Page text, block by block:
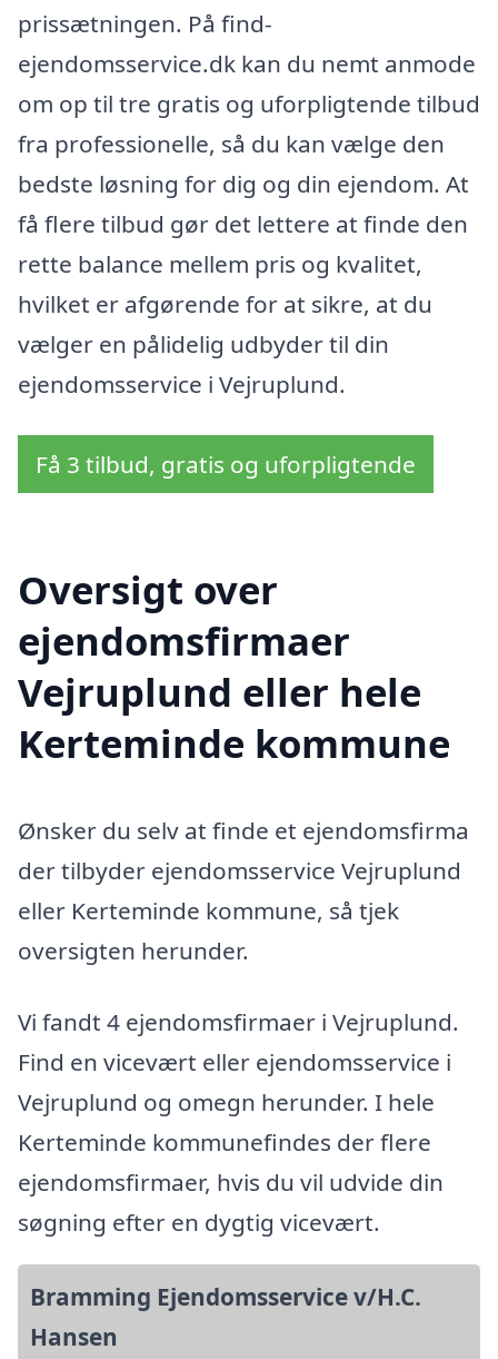
prissætningen. På find-
ejendomsservice.dk kan du nemt anmode
om op til tre gratis og uforpligtende tilbud
fra professionelle, så du kan vælge den
bedste løsning for dig og din ejendom. At
få flere tilbud gør det lettere at finde den
rette balance mellem pris og kvalitet,
hvilket er afgørende for at sikre, at du
vælger en pålidelig udbyder til din
ejendomsservice i Vejruplund.
Få 3 tilbud, gratis og uforpligtende
Oversigt over
ejendomsfirmaer
Vejruplund eller hele
Kerteminde kommune
Ønsker du selv at finde et ejendomsfirma
der tilbyder ejendomsservice Vejruplund
eller Kerteminde kommune, så tjek
oversigten herunder.
Vi fandt 4 ejendomsfirmaer i Vejruplund.
Find en vicevært eller ejendomsservice i
Vejruplund og omegn herunder. I hele
Kerteminde kommunefindes der flere
ejendomsfirmaer, hvis du vil udvide din
søgning efter en dygtig vicevært.
Bramming Ejendomsservice v/H.C.
Hansen